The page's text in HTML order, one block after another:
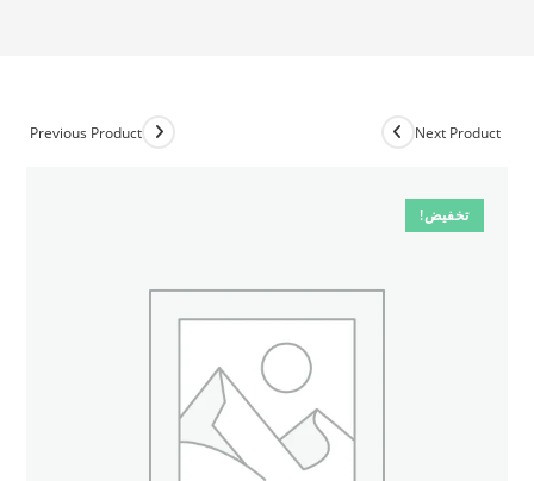
تخفيض!
Previous Product Next Product